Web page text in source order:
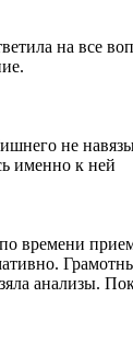
на все
не
именно к ней
времени
анализы.